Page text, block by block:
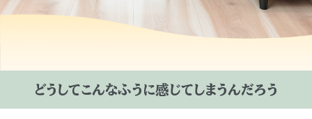
どうしてこんなふうに感じてしまうんだろう